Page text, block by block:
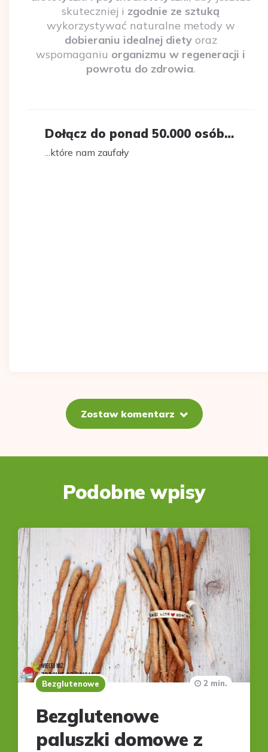
skuteczniej i zgodnie ze sztuką
wykorzystywać naturalne metody w
dobieraniu idealnej dietyoraz
wspomaganiu organizmu w regeneracji i
powrotu do zdrowia.
Dołącz do ponad 50.000 osób…
...które nam zaufały
Zostaw komentarz
Podobne wpisy
Bezglutenowe
Bezglutenowe
paluszki domowe z
2 min.